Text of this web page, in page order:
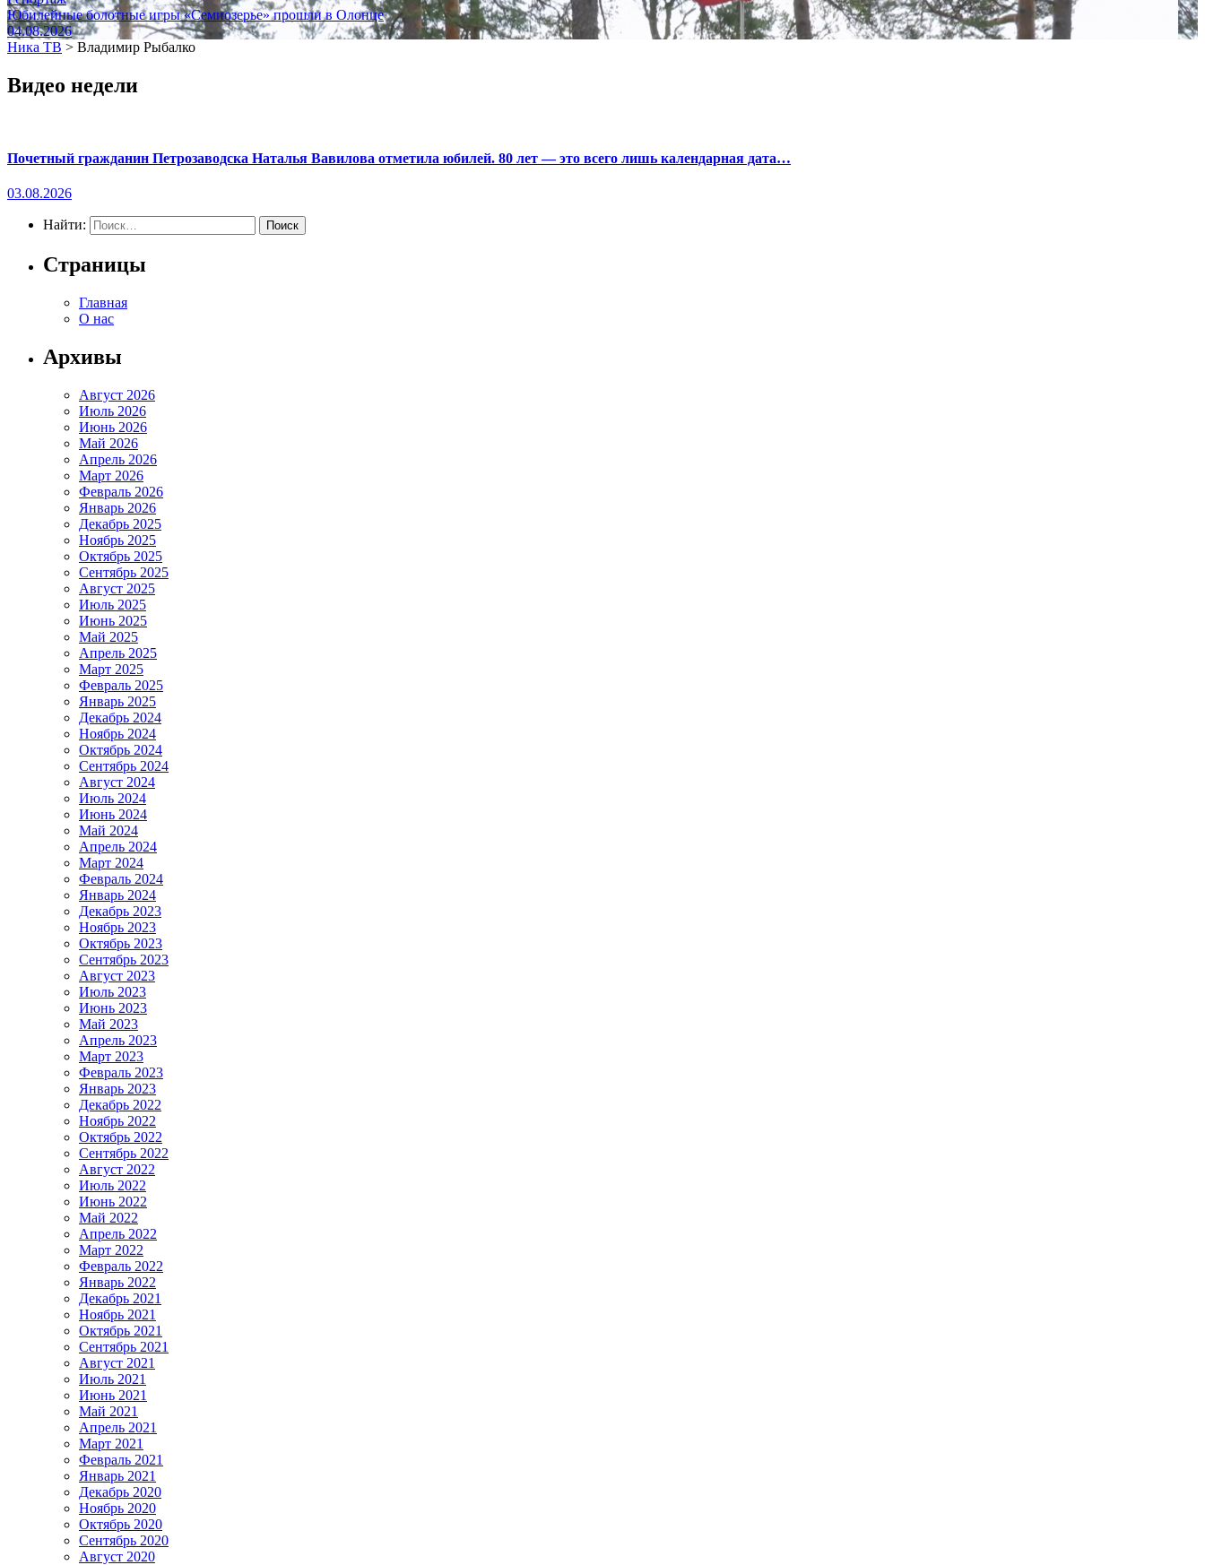
Юбилейные болотные игры «Семиозерье» прошли в Олонце
04.08.2026
Ника ТВ > Владимир Рыбалко
Видео недели
Почетный гражданин Петрозаводска Наталья Вавилова отметила юбилей. 80 лет — это всего лишь календарная дата…
03.08.2026
Найти:
Страницы
Главная
О нас
Архивы
Август 2026
Июль 2026
Июнь 2026
Май 2026
Апрель 2026
Март 2026
Февраль 2026
Январь 2026
Декабрь 2025
Ноябрь 2025
Октябрь 2025
Сентябрь 2025
Август 2025
Июль 2025
Июнь 2025
Май 2025
Апрель 2025
Март 2025
Февраль 2025
Январь 2025
Декабрь 2024
Ноябрь 2024
Октябрь 2024
Сентябрь 2024
Август 2024
Июль 2024
Июнь 2024
Май 2024
Апрель 2024
Март 2024
Февраль 2024
Январь 2024
Декабрь 2023
Ноябрь 2023
Октябрь 2023
Сентябрь 2023
Август 2023
Июль 2023
Июнь 2023
Май 2023
Апрель 2023
Март 2023
Февраль 2023
Январь 2023
Декабрь 2022
Ноябрь 2022
Октябрь 2022
Сентябрь 2022
Август 2022
Июль 2022
Июнь 2022
Май 2022
Апрель 2022
Март 2022
Февраль 2022
Январь 2022
Декабрь 2021
Ноябрь 2021
Октябрь 2021
Сентябрь 2021
Август 2021
Июль 2021
Июнь 2021
Май 2021
Апрель 2021
Март 2021
Февраль 2021
Январь 2021
Декабрь 2020
Ноябрь 2020
Октябрь 2020
Сентябрь 2020
Август 2020